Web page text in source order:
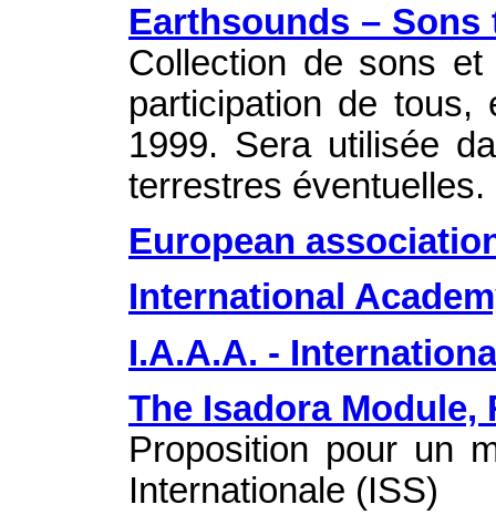
Earthsounds –
Collection de sons
participation de
1999. Sera utilisée
terrestres éventuelles.
European
International
I.A.A.A. -
The Isadora Module,
Proposition pour un
Internationale (ISS)